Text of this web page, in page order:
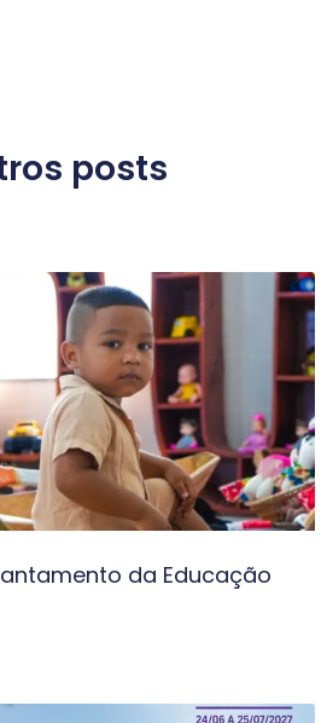
posts
da Educação